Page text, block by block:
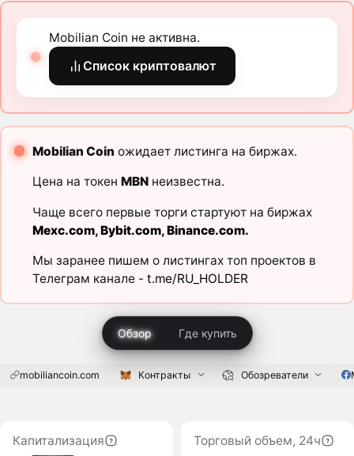
Mobilian Coin не активна.
Список криптовалют
Mobilian Coin ожидает листинга на биржах.
Цена на токен MBNнеизвестна.
Чаще всего первые торги стартуют на биржах
Mexc.com,Bybit.com,Binance.com.
Мы заранее пишем о листингах топ проектов в
Телеграм канале - t.me/RU_HOLDER
Обзор Где купить
mobiliancoin.com Контракты Обозреватели
Капитализация
Торговый объем, 24ч